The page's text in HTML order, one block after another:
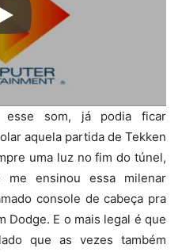
esse som, já podia ficar
aquela partida de Tekken
uma luz no fim do túnel,
ensinou essa milenar
console de cabeça pra
Dodge. E o mais legal é que
que as vezes também